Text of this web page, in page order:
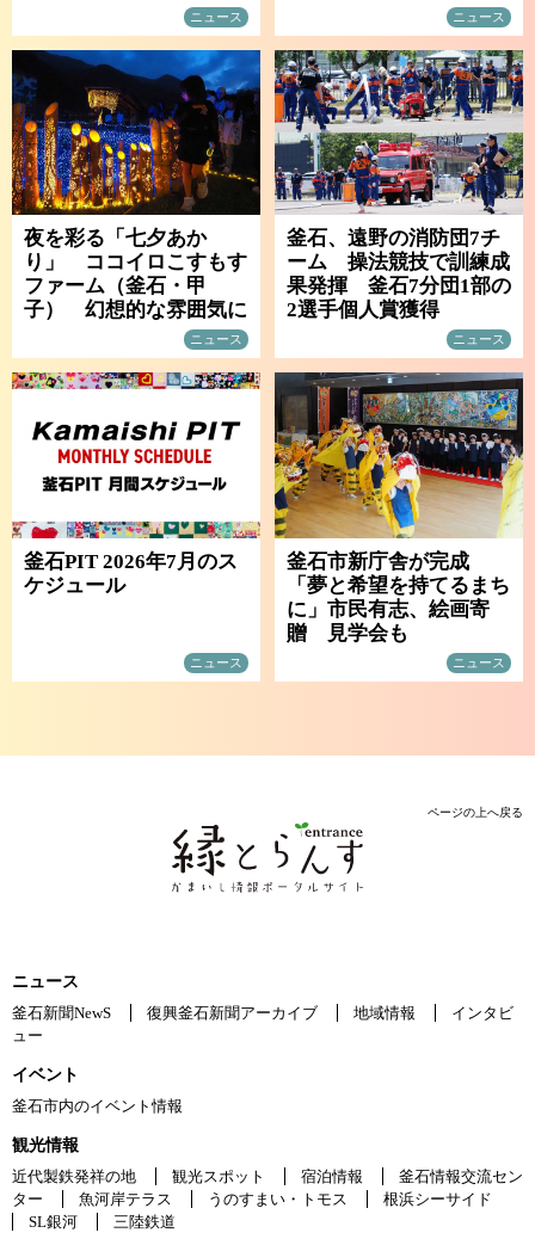
ニュース ニュース
夜を彩る「七夕あか
り」 ココイロこすもす
ファーム（釜石・甲
子） 幻想的な雰囲気に
ニュース
釜石、遠野の消防団7チ
ーム 操法競技で訓練成
果発揮 釜石7分団1部の
2選手個人賞獲得
ニュース
釜石PIT 2026年7月のス
ケジュール
ニュース
釜石市新庁舎が完成
「夢と希望を持てるまち
に」市民有志、絵画寄
贈 見学会も
ニュース
ページの上へ戻る
ニュース
釜石新聞NewS
復興釜石新聞アーカイブ 地域情報
インタビ
ュー
イベント
釜石市内のイベント情報
観光情報
近代製鉄発祥の地
観光スポット 宿泊情報
釜石情報交流セン
ター
魚河岸テラス うのすまい・トモス
根浜シーサイド
SL銀河
三陸鉄道